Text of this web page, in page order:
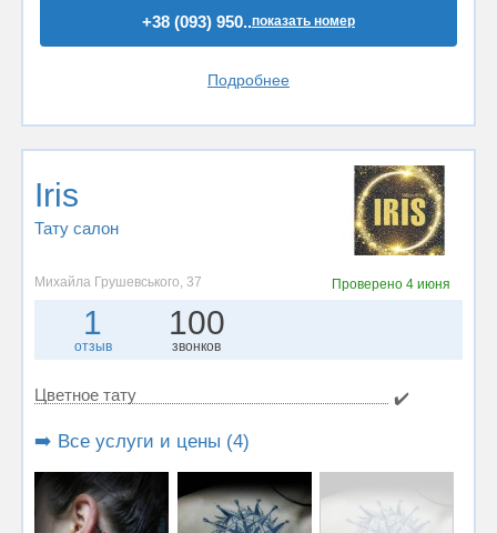
+38 (093) 950..показать номер
Подробнее
Iris
Тату салон
Михайла Грушевського, 37 Проверено4 июня
1
отзыв
100
звонков
Цветное тату ✔️
➡️ Все услуги и цены (4)